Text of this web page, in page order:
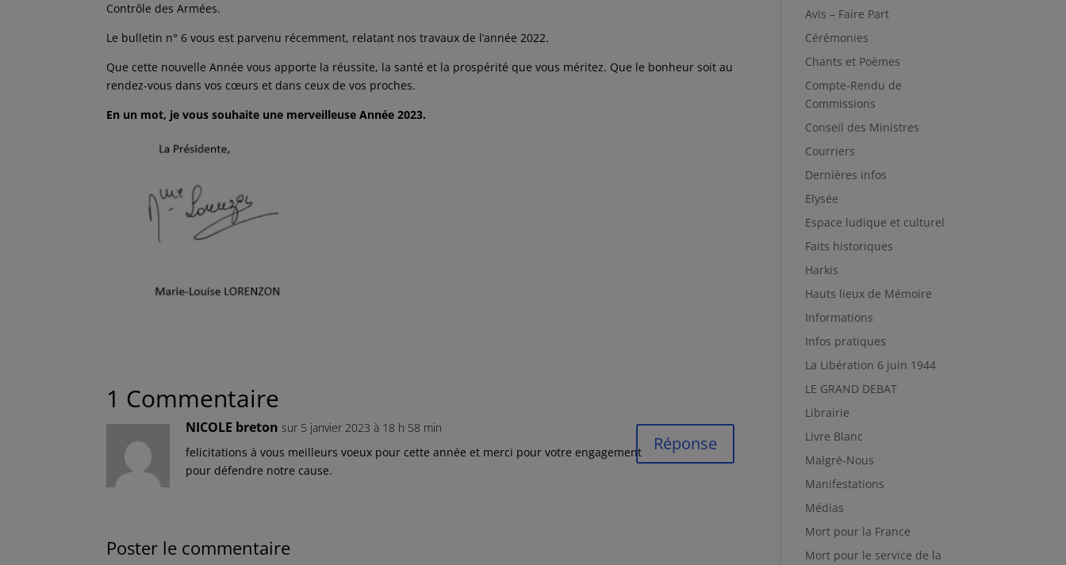
Contrôle des Armées.
Le bulletin n° 6 vous est parvenu récemment, relatant nos travaux de l’année 2022.
Que cette nouvelle Année vous apporte la réussite, la santé et la prospérité que vous méritez. Que le bonheur soit au
rendez-vous dans vos cœurs et dans ceux de vos proches.
En un mot, je vous souhaite une merveilleuse Année 2023.
1 Commentaire
NICOLE breton sur 5 janvier 2023 à 18 h 58 min
felicitations à vous meilleurs voeux pour cette année et merci pour votre engagement
pour défendre notre cause.
Réponse
Poster le commentaire
Avis – Faire Part
Cérémonies
Chants et Poèmes
Compte-Rendu de
Commissions
Conseil des Ministres
Courriers
Dernières infos
Elysée
Espace ludique et culturel
Faits historiques
Harkis
Hauts lieux de Mémoire
Informations
Infos pratiques
La Libération 6 juin 1944
LE GRAND DEBAT
Librairie
Livre Blanc
Malgré-Nous
Manifestations
Médias
Mort pour la France
Mort pour le service de la